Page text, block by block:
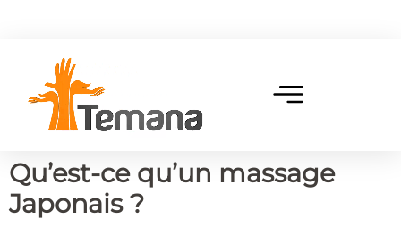
Qu’est-ce qu’un massage
Japonais ?